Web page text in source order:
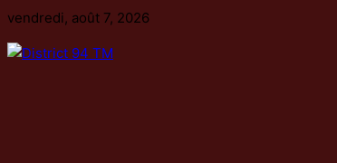
Passer
au
contenu
vendredi, août 7, 2026